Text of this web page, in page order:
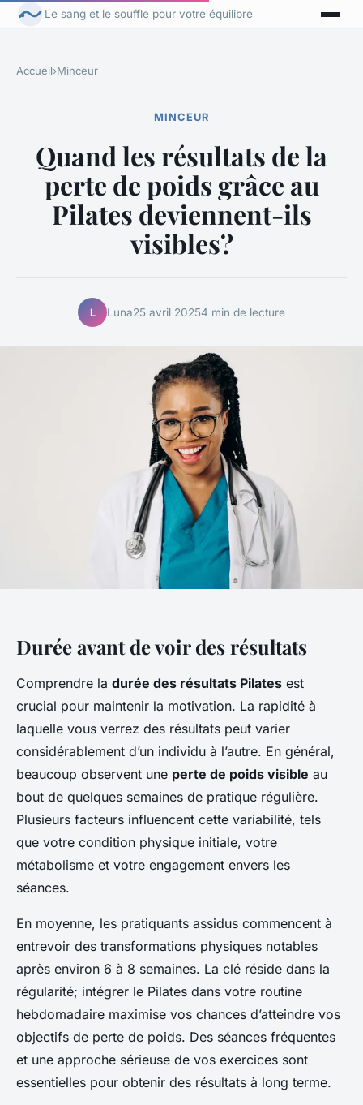
Le sang et le souffle pour votre équilibre
Accueil›Minceur
MINCEUR
Quand les résultats de la
perte de poids grâce au
Pilates deviennent-ils
visibles?
L Luna25 avril 20254 min de lecture
Durée avant de voir des résultats
Comprendre la durée des résultats Pilates est
crucial pour maintenir la motivation. La rapidité à
laquelle vous verrez des résultats peut varier
considérablement d’un individu à l’autre. En général,
beaucoup observent une perte de poids visible au
bout de quelques semaines de pratique régulière.
Plusieurs facteurs influencent cette variabilité, tels
que votre condition physique initiale, votre
métabolisme et votre engagement envers les
séances.
En moyenne, les pratiquants assidus commencent à
entrevoir des transformations physiques notables
après environ 6 à 8 semaines. La clé réside dans la
régularité; intégrer le Pilates dans votre routine
hebdomadaire maximise vos chances d’atteindre vos
objectifs de perte de poids. Des séances fréquentes
et une approche sérieuse de vos exercices sont
essentielles pour obtenir des résultats à long terme.